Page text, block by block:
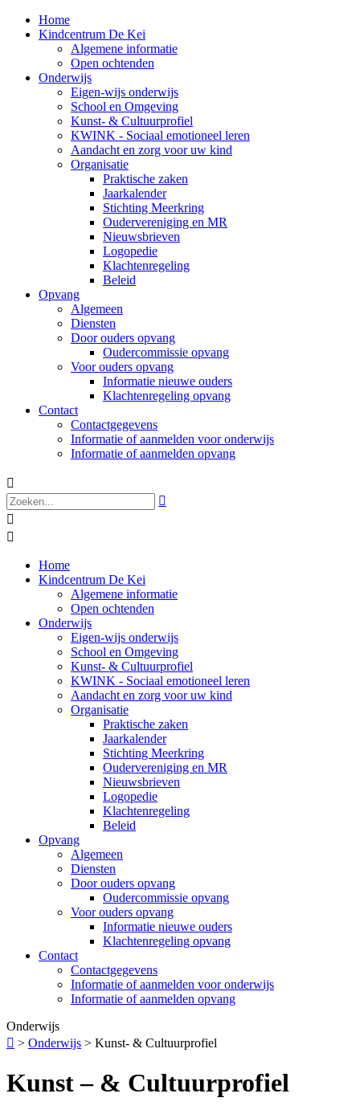
Home
Kindcentrum De Kei
Algemene informatie
Open ochtenden
Onderwijs
Eigen-wijs onderwijs
School en Omgeving
Kunst- & Cultuurprofiel
KWINK - Sociaal emotioneel leren
Aandacht en zorg voor uw kind
Organisatie
Praktische zaken
Jaarkalender
Stichting Meerkring
Oudervereniging en MR
Nieuwsbrieven
Logopedie
Klachtenregeling
Beleid
Opvang
Algemeen
Diensten
Door ouders opvang
Oudercommissie opvang
Voor ouders opvang
Informatie nieuwe ouders
Klachtenregeling opvang
Contact
Contactgegevens
Informatie of aanmelden voor onderwijs
Informatie of aanmelden opvang




Home
Kindcentrum De Kei
Algemene informatie
Open ochtenden
Onderwijs
Eigen-wijs onderwijs
School en Omgeving
Kunst- & Cultuurprofiel
KWINK - Sociaal emotioneel leren
Aandacht en zorg voor uw kind
Organisatie
Praktische zaken
Jaarkalender
Stichting Meerkring
Oudervereniging en MR
Nieuwsbrieven
Logopedie
Klachtenregeling
Beleid
Opvang
Algemeen
Diensten
Door ouders opvang
Oudercommissie opvang
Voor ouders opvang
Informatie nieuwe ouders
Klachtenregeling opvang
Contact
Contactgegevens
Informatie of aanmelden voor onderwijs
Informatie of aanmelden opvang
Onderwijs
 > Onderwijs > Kunst- & Cultuurprofiel
Kunst – & Cultuurprofiel